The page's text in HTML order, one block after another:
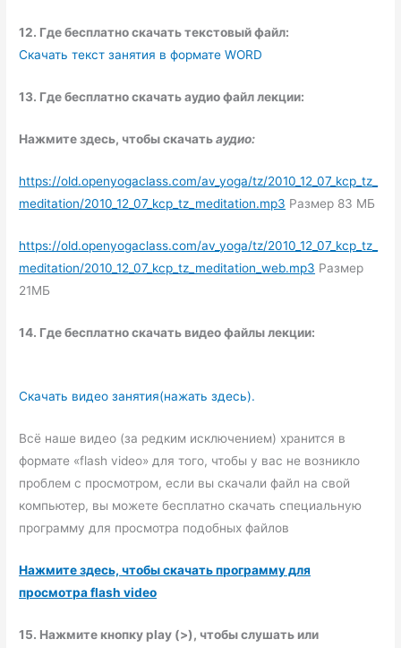
12. Где бесплатно скачать текстовый файл:
Скачать текст занятия в формате WORD
13. Где бесплатно скачать аудио файл лекции:
Нажмите здесь, чтобы скачатьаудио:
https://old.openyogaclass.com/av_yoga/tz/2010_12_07_kcp_tz_
meditation/2010_12_07_kcp_tz_meditation.mp3 Размер 83 МБ
https://old.openyogaclass.com/av_yoga/tz/2010_12_07_kcp_tz_
meditation/2010_12_07_kcp_tz_meditation_web.mp3 Размер
21МБ
14. Где бесплатно скачать видео файлы лекции:
Скачать видео занятия(нажать здесь).
Всё наше видео (за редким исключением) хранится в
формате «flash video» для того, чтобы у вас не возникло
проблем с просмотром, если вы скачали файл на свой
компьютер, вы можете бесплатно скачать специальную
программу для просмотра подобных файлов
Нажмите здесь, чтобы скачать программу для
просмотра flash video
15. Нажмите кнопку play (>), чтобы слушать или